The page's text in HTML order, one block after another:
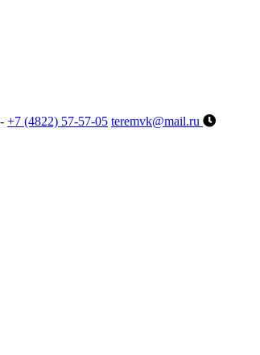
+7 (4822) 57-57-05 teremvk@mail.ru